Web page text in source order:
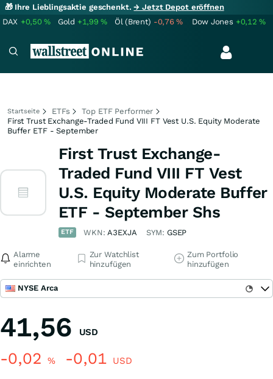
🎁 Ihre Lieblingsaktie geschenkt.→ Jetzt Depot eröffnen
DAX +0,50% Gold +1,99% Öl (Brent) -0,76% Dow Jones +0,12%
Startseite ETFs
Top ETF Performer
First Trust Exchange-Traded Fund VIII FT Vest U.S. Equity Moderate
Buffer ETF - September
First Trust Exchange-
Traded Fund VIII FT Vest
U.S. Equity Moderate Buffer
ETF - September Shs
ETF WKN:A3EXJA SYM: GSEP
Alarme
einrichten
Zur Watchlist
hinzufügen
Zum Portfolio
hinzufügen
NYSE Arca
41,56 USD
-0,02 % -0,01 USD